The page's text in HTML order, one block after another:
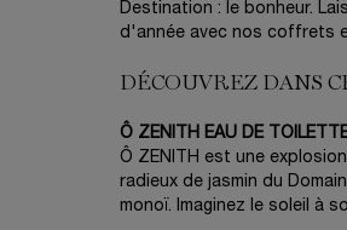
Destination : le bonheur.
d'année avec nos coffrets
DÉCOUVREZ DANS
Ô ZENITH EAU DE
Ô ZENITH est une
radieux de jasmin du
monoï. Imaginez le soleil à